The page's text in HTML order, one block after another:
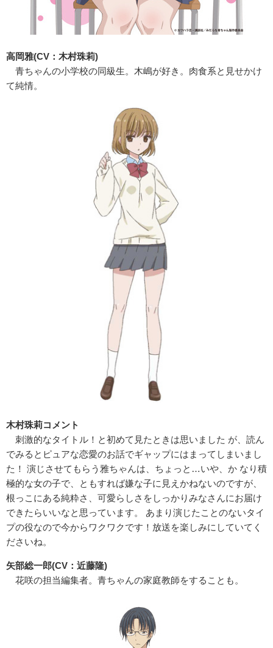
高岡雅(CV：木村珠莉)
青ちゃんの小学校の同級生。木嶋が好き。肉食系と見せかけ
て純情。
木村珠莉コメント
刺激的なタイトル！と初めて見たときは思いました が、読ん
でみるとピュアな恋愛のお話でギャップにはまってしまいまし
た！ 演じさせてもらう雅ちゃんは、ちょっと…いや、か なり積
極的な女の子で、ともすれば嫌な子に見えかねないのですが、
根っこにある純粋さ、可愛らしさをしっかりみなさんにお届け
できたらいいなと思っています。 あまり演じたことのないタイ
プの役なので今からワクワクです！放送を楽しみにしていてく
ださいね。
矢部総一郎(CV：近藤隆)
花咲の担当編集者。青ちゃんの家庭教師をすることも。